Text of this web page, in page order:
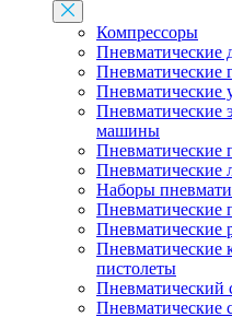
Компрессоры
Пневматические
Пневматические
Пневматические
машины
Пневматические
Пневматические
Наборы
Пневматические
Пневматические
Пневматические
пистолеты
Пневматические